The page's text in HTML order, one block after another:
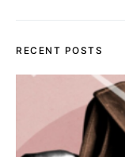
RECENT POSTS